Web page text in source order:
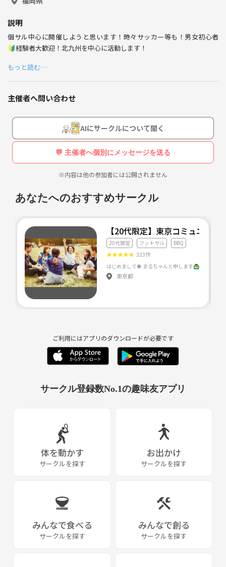
説明
個サル中心に開催しようと思います！時々サッカー等も！男女初心者
🔰経験者大歓迎！北九州を中心に活動します！
もっと読む…
主催者へ問い合わせ
AIにサークルについて聞く
💬 主催者へ個別にメッセージを送る
※内容は他の参加者には公開されません
あなたへのおすすめサークル
【20代限定】東京コミュニティ
20代限定 フットサル BBQ
★★★★★ 323件
東京都
ご利用にはアプリのダウンロードが必要です
サークル登録数No.1の趣味友アプリ
体を動かす
サークルを探す
お出かけ
サークルを探す
みんなで食べる
サークルを探す
みんなで創る
サークルを探す